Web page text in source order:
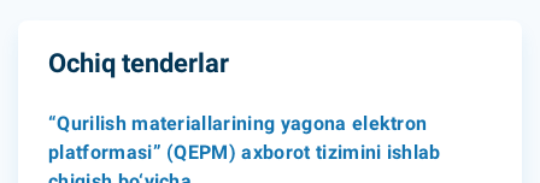
Ochiq tenderlar
“Qurilish materiallarining yagona elektron
platformasi” (QEPM) axborot tizimini ishlab